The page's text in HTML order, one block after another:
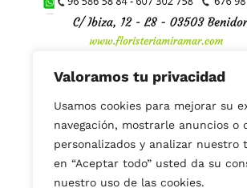
Valoramos tu privacidad
Usamos cookies para mejorar su
navegación, mostrarle anuncios o
personalizados y analizar nuestro
en “Aceptar todo” usted da su
nuestro uso de las cookies.